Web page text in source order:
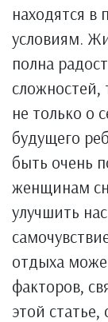
находятся в
условиям.
полна
сложностей,
не только о
будущего
быть очень
женщинам
улучшить
отдыха
факторов,
этой